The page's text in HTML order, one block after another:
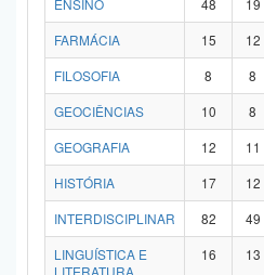
ENSINO
48 19
FARMÁCIA
15 12
FILOSOFIA
8 8
GEOCIÊNCIAS
10 8
GEOGRAFIA
12 11
HISTÓRIA
17 12
INTERDISCIPLINAR
82 49
LINGUÍSTICA E
LITERATURA
16 13